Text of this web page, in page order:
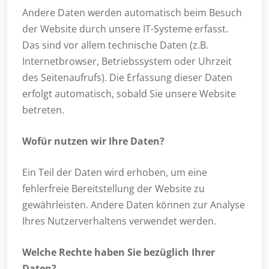
Andere Daten werden automatisch beim Besuch
der Website durch unsere IT-Systeme erfasst.
Das sind vor allem technische Daten (z.B.
Internetbrowser, Betriebssystem oder Uhrzeit
des Seitenaufrufs). Die Erfassung dieser Daten
erfolgt automatisch, sobald Sie unsere Website
betreten.
Wofür nutzen wir Ihre Daten?
Ein Teil der Daten wird erhoben, um eine
fehlerfreie Bereitstellung der Website zu
gewährleisten. Andere Daten können zur Analyse
Ihres Nutzerverhaltens verwendet werden.
Welche Rechte haben Sie bezüglich Ihrer